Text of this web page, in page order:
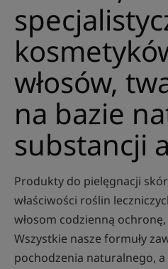
włosów,
na bazie
substancji
Produkty do pielęgnacji
właściwości roślin
włosom codzienną
Wszystkie nasze formuły
pochodzenia naturalnego, a